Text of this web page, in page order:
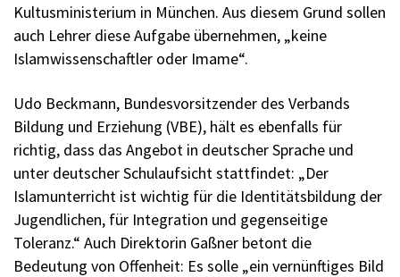
Kultusministerium in München. Aus diesem Grund sollen
auch Lehrer diese Aufgabe übernehmen, „keine
Islamwissenschaftler oder Imame“.
Udo Beckmann, Bundesvorsitzender des Verbands
Bildung und Erziehung (VBE), hält es ebenfalls für
richtig, dass das Angebot in deutscher Sprache und
unter deutscher Schulaufsicht stattfindet: „Der
Islamunterricht ist wichtig für die Identitätsbildung der
Jugendlichen, für Integration und gegenseitige
Toleranz.“ Auch Direktorin Gaßner betont die
Bedeutung von Offenheit: Es solle „ein vernünftiges Bild